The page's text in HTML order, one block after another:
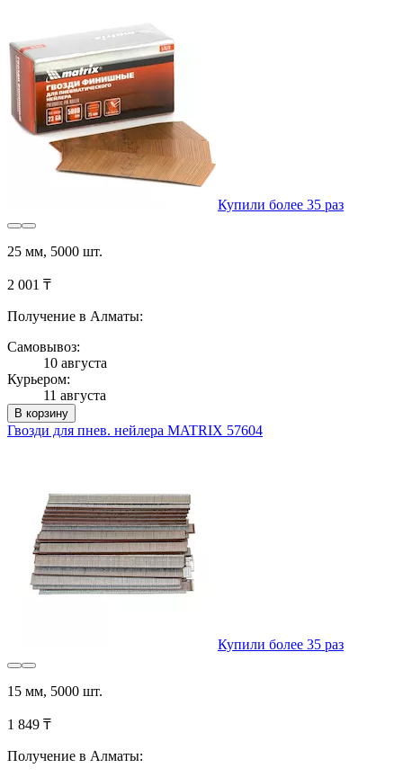
Купили более 35 раз
25 мм, 5000 шт.
2 001 ₸
Получение в Алматы:
Самовывоз:
10 августа
Курьером:
11 августа
В корзину
Гвозди для пнев. нейлера MATRIX 57604
Купили более 35 раз
15 мм, 5000 шт.
1 849 ₸
Получение в Алматы: